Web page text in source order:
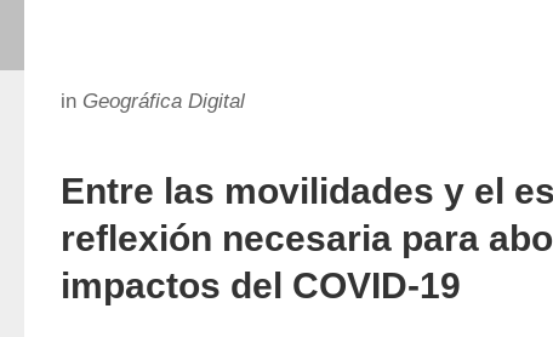
in Geográfica Digital
Entre las movilidades y el
reflexión necesaria para
impactos del COVID-19